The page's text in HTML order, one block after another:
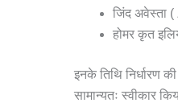
जिंद अवेस्ता
होमर कृत
इनके तिथि निर्धारण
सामान्यतः स्वीकार